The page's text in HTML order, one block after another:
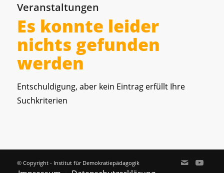
Veranstaltungen
Es konnte leider
nichts gefunden
werden
Entschuldigung, aber kein Eintrag erfüllt Ihre
Suchkriterien
© Copyright - Institut für Demokratiepädagogik